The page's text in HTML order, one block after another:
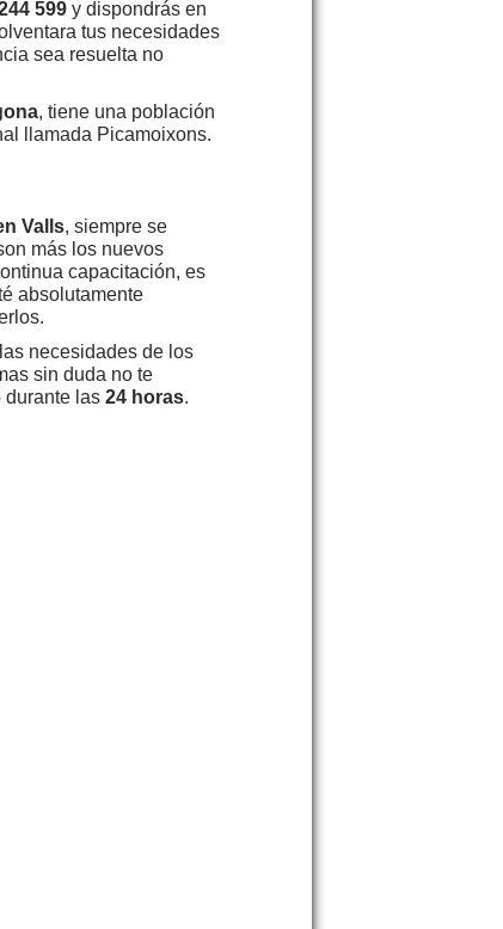
599 y dispondrás en
tus necesidades
sea resuelta no
, tiene una población
llamada Picamoixons.
Valls, siempre se
más los nuevos
capacitación, es
absolutamente
necesidades de los
sin duda no te
durante las 24 horas.